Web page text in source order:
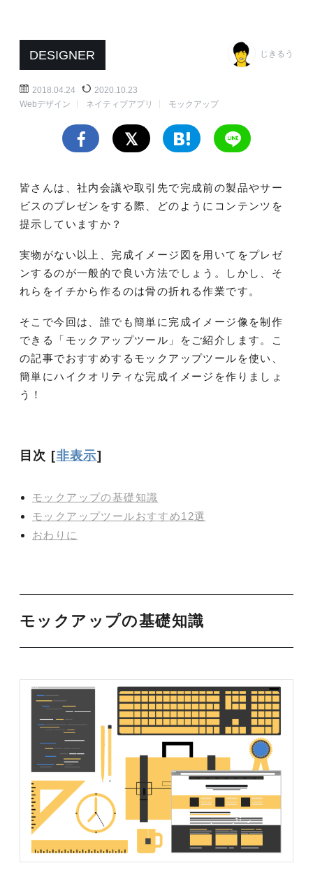
DESIGNER じきるう
2018.04.24
2020.10.23
Webデザイン
ネイティブアプリ モックアップ
皆さんは、社内会議や取引先で完成前の製品やサー
ビスのプレゼンをする際、どのようにコンテンツを
提示していますか？
実物がない以上、完成イメージ図を用いてをプレゼ
ンするのが一般的で良い方法でしょう。しかし、そ
れらをイチから作るのは骨の折れる作業です。
そこで今回は、誰でも簡単に完成イメージ像を制作
できる「モックアップツール」をご紹介します。こ
の記事でおすすめするモックアップツールを使い、
簡単にハイクオリティな完成イメージを作りましょ
う！
目次 [非表示]
モックアップの基礎知識
モックアップツールおすすめ12選
おわりに
モックアップの基礎知識